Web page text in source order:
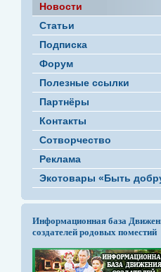
Новости
Статьи
Подписка
Форум
Полезные ссылки
Партнёры
Контакты
Сотворчество
Реклама
Экотовары «Быть
Информационная база
создателей родовых поместий